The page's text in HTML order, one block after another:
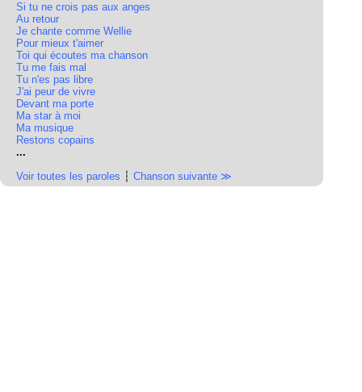
Si tu ne crois pas aux anges
Au retour
Je chante comme Wellie
Pour mieux t'aimer
Toi qui écoutes ma chanson
Tu me fais mal
Tu n'es pas libre
J'ai peur de vivre
Devant ma porte
Ma star à moi
Ma musique
Restons copains
...
Voir toutes les paroles ┆ Chanson suivante ≫